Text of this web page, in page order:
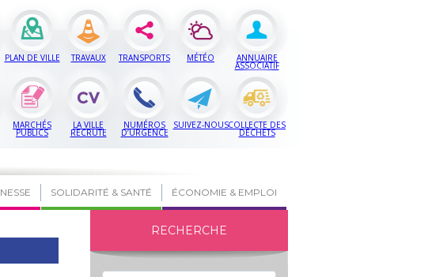
PLAN DE VILLE TRAVAUX TRANSPORTS MÉTÉO ANNUAIRE
ASSOCIATIF
MARCHÉS
PUBLICS
LA VILLE
RECRUTE
NUMÉROS
D’URGENCE
SUIVEZ-NOUSCOLLECTE DES
DÉCHETS
SOLIDARITÉ & SANTÉ ÉCONOMIE & EMPLOI
RECHERCHE